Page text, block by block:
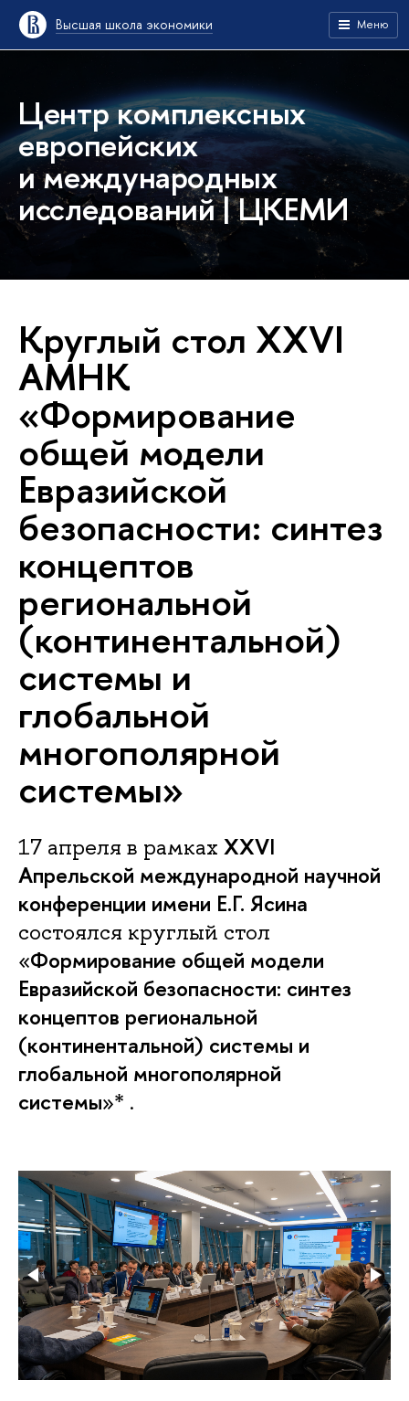
Высшая школа экономики Меню
Центр комплексных
европейских
и международных
исследований | ЦКЕМИ
Круглый стол XXVI
АМНК
«Формирование
общей модели
Евразийской
безопасности: синтез
концептов
региональной
(континентальной)
системы и
глобальной
многополярной
системы»
17 апреля в рамках XXVI
Апрельской международной научной
конференции имени Е.Г. Ясина
состоялся круглый стол
«Формирование общей модели
Евразийской безопасности: синтез
концептов региональной
(континентальной) системы и
глобальной многополярной
системы»* .